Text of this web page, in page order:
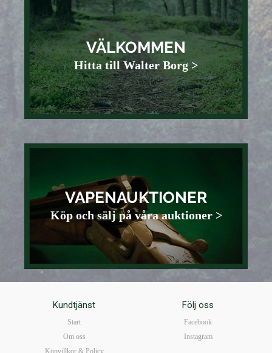
VÄLKOMMEN
Hitta till Walter Borg >
VAPENAUKTIONER
Köp och sälj på våra auktioner >
Kundtjänst
Start
Om oss
Köpvillkor & Policy
Följ oss
Facebook
Instagram